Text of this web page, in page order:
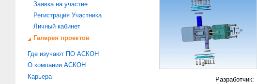
Заявка на участие
Регистрация Участника
Личный кабинет
Галерея проектов
Где изучают ПО АСКОН
О компании АСКОН
Карьера
Разработчик: